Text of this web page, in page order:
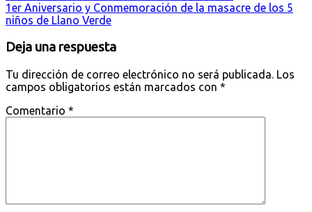
1er Aniversario y Conmemoración de la masacre de los 5
niños de Llano Verde
Deja una respuesta
Tu dirección de correo electrónico no será publicada. Los
campos obligatorios están marcados con *
Comentario *